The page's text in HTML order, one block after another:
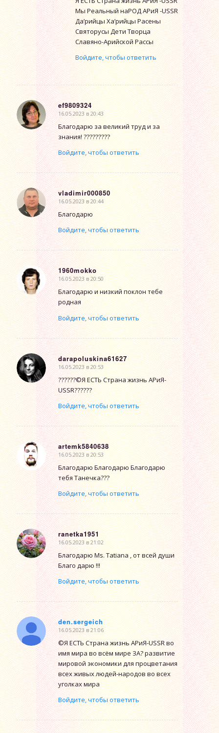
Мы Реальный наРОД АРиЯ -USSR
Да’рийцы Ха’рийцы Расены
Святорусы Дети Творца
Славяно-Арийской Рассы
Войдите, чтобы ответить
ef9809324
говорит:
16.05.2023 в 20:43
Благодарю за великий труд и за
знания! ?????????
Войдите, чтобы ответить
vladimir000850
говорит:
16.05.2023 в 20:44
Благодарю
Войдите, чтобы ответить
1960mokko
говорит:
16.05.2023 в 20:50
Благодарю и низкий поклон тебе
родная
Войдите, чтобы ответить
darapoluskina61627
говорит:
16.05.2023 в 20:53
??????©Я ЕСТЬ Страна жизнь АРиЯ-
USSR??????
Войдите, чтобы ответить
artemk5840638
говорит:
16.05.2023 в 20:53
Благодарю Благодарю Благодарю
тебя Танечка???
Войдите, чтобы ответить
ranetka1951
говорит:
16.05.2023 в 21:02
Благодарю Ms. Tatiana , от всей души
Благо дарю !!!
Войдите, чтобы ответить
den.sergeich
говорит:
16.05.2023 в 21:06
©Я ЕСТЬ Страна жизнь АРиЯ-USSR во
имя мира во всём мире ЗА? развитие
мировой экономики для процветания
всех живых людей-народов во всех
уголках мира
Войдите, чтобы ответить